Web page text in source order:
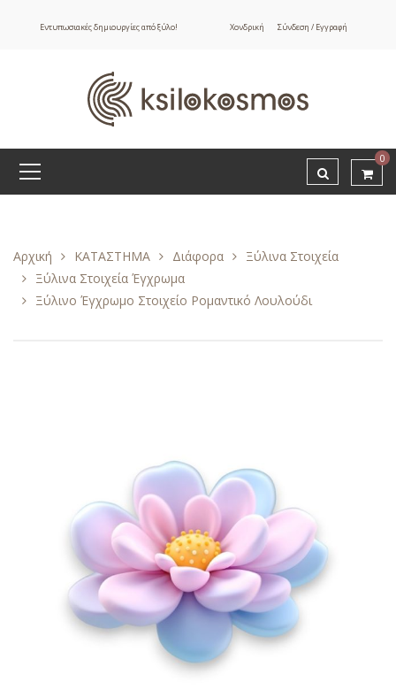
Εντυπωσιακές δημιουργίες από ξύλο! Χονδρική Σύνδεση / Εγγραφή
0
Αρχική ΚΑΤΑΣΤΗΜΑ Διάφορα
Ξύλινα Στοιχεία
Ξύλινα Στοιχεία Έγχρωμα
Ξύλινο Έγχρωμο Στοιχείο Ρομαντικό Λουλούδι